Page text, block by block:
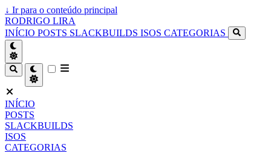
↓ Ir para o conteúdo principal
RODRIGO LIRA
INÍCIO POSTS SLACKBUILDS ISOS CATEGORIAS
INÍCIO
POSTS
SLACKBUILDS
ISOS
CATEGORIAS